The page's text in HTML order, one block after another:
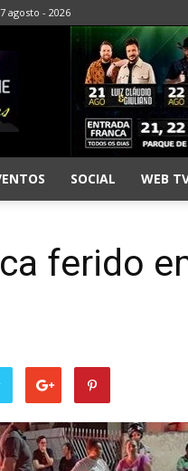
agosto - 2026
SOCIAL WEB
ferido